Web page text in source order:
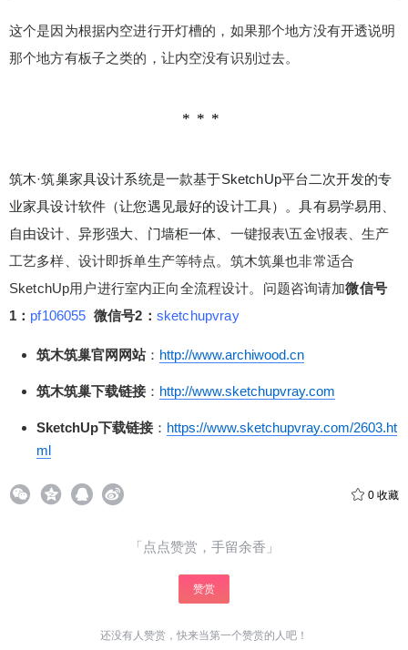
这个是因为根据内空进行开灯槽的，如果那个地方没有开透说明
那个地方有板子之类的，让内空没有识别过去。
筑木·筑巢家具设计系统是一款基于SketchUp平台二次开发的专
业家具设计软件（让您遇见最好的设计工具）。具有易学易用、
自由设计、异形强大、门墙柜一体、 一键报表\五金\报表、生产
工艺多样、设计即拆单生产等特点。筑木筑巢也非常适合
SketchUp用户进行室内正向全流程设计。问题咨询请加微信号
1： pf106055 微信号2： sketchupvray
筑木筑巢官网网站： http://www.archiwood.cn
筑木筑巢下载链接 ： http://www.sketchupvray.com
SketchUp下载链接 ： https://www.sketchupvray.com/2603.ht
ml
0 收藏
「点点赞赏，手留余香」
赞赏
还没有人赞赏，快来当第一个赞赏的人吧！
2 5 10
付费内容